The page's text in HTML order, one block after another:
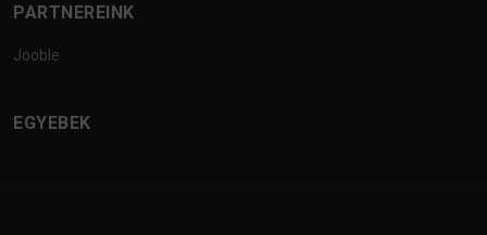
PARTNEREINK
Jooble
EGYEBEK